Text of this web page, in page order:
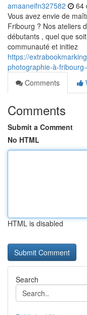
amaaneifn327582 64
Vous avez envie de
Fribourg ? Nos ateliers
débutants , quel que
communauté et initiez
https://
photographie-à-
Comments
Comments
Submit a Comment
No HTML
HTML is disabled
Search